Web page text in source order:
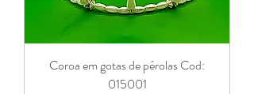
Coroa em gotas de pérolas Cod:
015001